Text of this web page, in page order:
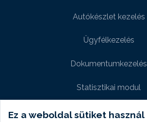
Ez a weboldal sütiket használ
Autókészlet kezelés
Ügyfélkezelés
Dokumentumkezelés
Statisztikai modul
Weboldal modul